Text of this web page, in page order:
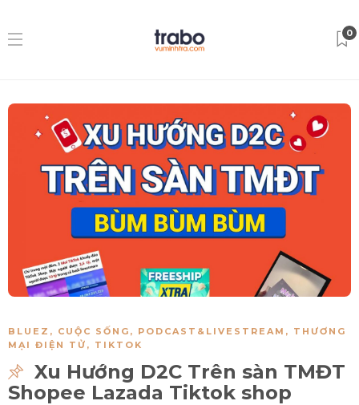
0
BLUEZ , CUỘC SỐNG , PODCAST&LIVESTREAM , THƯƠNG
MẠI ĐIỆN TỬ , TIKTOK
Xu Hướng D2C Trên sàn TMĐT
Shopee Lazada Tiktok shop